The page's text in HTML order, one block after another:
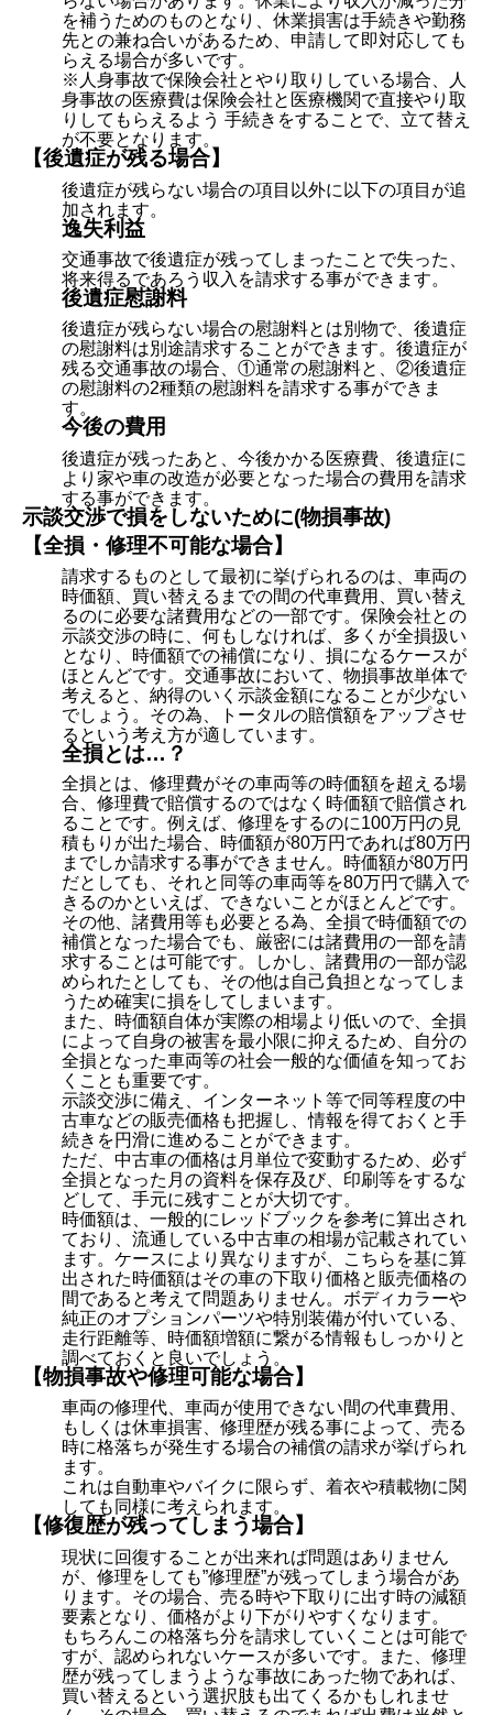
を補うためのものとなり、休業損害は手続きや勤務
先との兼ね合いがあるため、申請して即対応しても
らえる場合が多いです。
※人身事故で保険会社とやり取りしている場合、人
身事故の医療費は保険会社と医療機関で直接やり取
りしてもらえるよう 手続きをすることで、立て替え
が不要となります。
【後遺症が残る場合】
後遺症が残らない場合の項目以外に以下の項目が追
加されます。
逸失利益
交通事故で後遺症が残ってしまったことで失った、
将来得るであろう収入を請求する事ができます。
後遺症慰謝料
後遺症が残らない場合の慰謝料とは別物で、後遺症
の慰謝料は別途請求することができます。後遺症が
残る交通事故の場合、①通常の慰謝料と、②後遺症
の慰謝料の2種類の慰謝料を請求する事ができま
す。
今後の費用
後遺症が残ったあと、今後かかる医療費、後遺症に
より家や車の改造が必要となった場合の費用を請求
する事ができます。
示談交渉で損をしないために(物損事故)
【全損・修理不可能な場合】
請求するものとして最初に挙げられるのは、車両の
時価額、買い替えるまでの間の代車費用、買い替え
るのに必要な諸費用などの一部です。保険会社との
示談交渉の時に、何もしなければ、多くが全損扱い
となり、時価額での補償になり、損になるケースが
ほとんどです。交通事故において、物損事故単体で
考えると、納得のいく示談金額になることが少ない
でしょう。その為、トータルの賠償額をアップさせ
るという考え方が適しています。
全損とは…？
全損とは、修理費がその車両等の時価額を超える場
合、修理費で賠償するのではなく時価額で賠償され
ることです。例えば、修理をするのに100万円の見
積もりが出た場合、時価額が80万円であれば80万円
までしか請求する事ができません。時価額が80万円
だとしても、それと同等の車両等を80万円で購入で
きるのかといえば、できないことがほとんどです。
その他、諸費用等も必要とる為、全損で時価額での
補償となった場合でも、厳密には諸費用の一部を請
求することは可能です。しかし、諸費用の一部が認
められたとしても、その他は自己負担となってしま
うため確実に損をしてしまいます。
また、時価額自体が実際の相場より低いので、全損
によって自身の被害を最小限に抑えるため、自分の
全損となった車両等の社会一般的な価値を知ってお
くことも重要です。
示談交渉に備え、インターネット等で同等程度の中
古車などの販売価格も把握し、情報を得ておくと手
続きを円滑に進めることができます。
ただ、中古車の価格は月単位で変動するため、必ず
全損となった月の資料を保存及び、印刷等をするな
どして、手元に残すことが大切です。
時価額は、一般的にレッドブックを参考に算出され
ており、流通している中古車の相場が記載されてい
ます。ケースにより異なりますが、こちらを基に算
出された時価額はその車の下取り価格と販売価格の
間であると考えて問題ありません。ボディカラーや
純正のオプションパーツや特別装備が付いている、
走行距離等、時価額増額に繋がる情報もしっかりと
調べておくと良いでしょう。
【物損事故や修理可能な場合】
車両の修理代、車両が使用できない間の代車費用、
もしくは休車損害、修理歴が残る事によって、売る
時に格落ちが発生する場合の補償の請求が挙げられ
ます。
これは自動車やバイクに限らず、着衣や積載物に関
しても同様に考えられます。
【修復歴が残ってしまう場合】
現状に回復することが出来れば問題はありません
が、修理をしても”修理歴”が残ってしまう場合があ
ります。その場合、売る時や下取りに出す時の減額
要素となり、価格がより下がりやすくなります。
もちろんこの格落ち分を請求していくことは可能で
すが、認められないケースが多いです。また、修理
歴が残ってしまうような事故にあった物であれば、
買い替えるという選択肢も出てくるかもしれませ